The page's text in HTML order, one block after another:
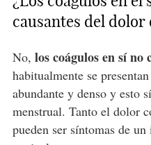
causantes del dolor
No, los coágulos en sí no
habitualmente se
abundante y denso y esto
menstrual. Tanto el dolor
pueden ser síntomas de